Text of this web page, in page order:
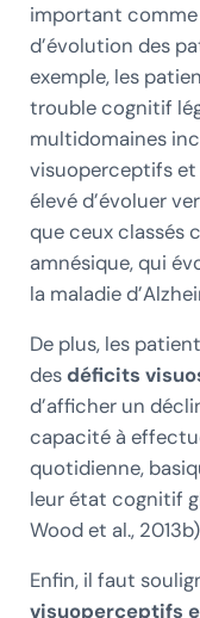
important
d’évolution des
exemple, les
trouble cognitif
multidomaines
visuoperceptifs
élevé d’évoluer
que ceux classés
amnésique, qui
la maladie
De plus, les
des déficits
d’afficher un
capacité à
quotidienne,
leur état cognitif
Wood et al.,
Enfin, il faut
visuoperceptifs